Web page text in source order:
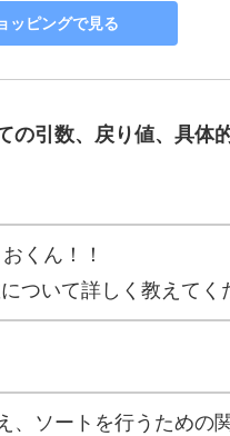
ッピングで見る
の引数、戻り値、具体
くん！！
ついて詳しく教えてく
、ソートを行うための